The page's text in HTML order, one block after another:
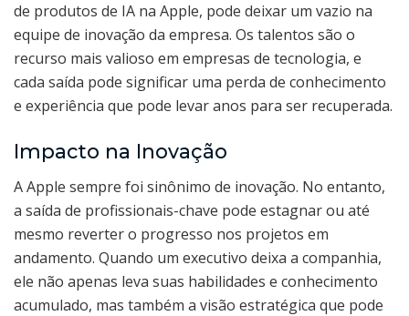
de produtos de IA na Apple, pode deixar um vazio na
equipe de inovação da empresa. Os talentos são o
recurso mais valioso em empresas de tecnologia, e
cada saída pode significar uma perda de conhecimento
e experiência que pode levar anos para ser recuperada.
Impacto na Inovação
A Apple sempre foi sinônimo de inovação. No entanto,
a saída de profissionais-chave pode estagnar ou até
mesmo reverter o progresso nos projetos em
andamento. Quando um executivo deixa a companhia,
ele não apenas leva suas habilidades e conhecimento
acumulado, mas também a visão estratégica que pode